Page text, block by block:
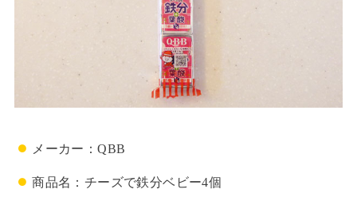
メーカー：QBB
商品名：チーズで鉄分ベビー4個